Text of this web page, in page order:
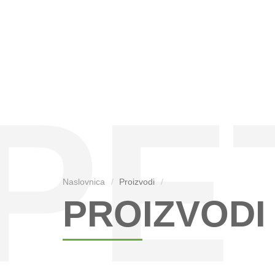
Naslovnica Proizvodi
PROIZVODI